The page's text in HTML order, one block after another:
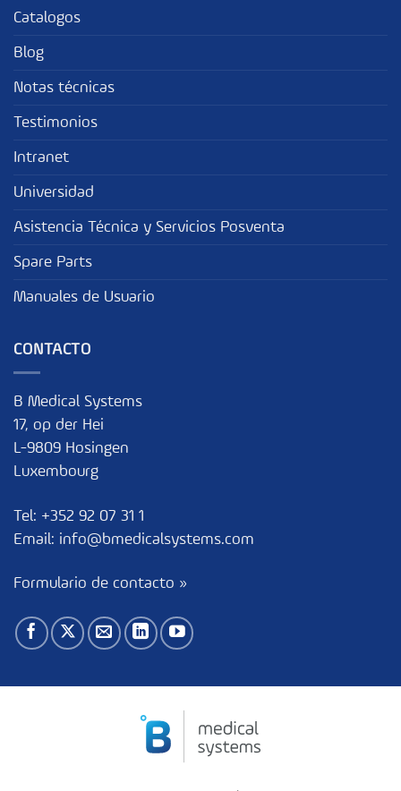
Catalogos
Blog
Notas técnicas
Testimonios
Intranet
Universidad
Asistencia Técnica y Servicios Posventa
Spare Parts
Manuales de Usuario
CONTACTO
B Medical Systems
17, op der Hei
L-9809 Hosingen
Luxembourg
Tel: +352 92 07 31 1
Email: info@bmedicalsystems.com
Formulario de contacto »